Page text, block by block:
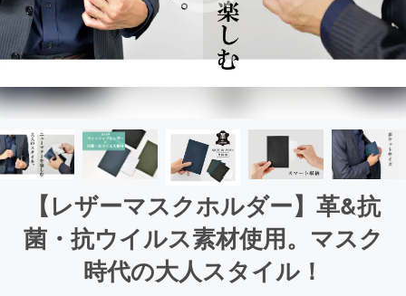
【レザーマスクホルダー】革&抗
菌・抗ウイルス素材使用。マスク
時代の大人スタイル！